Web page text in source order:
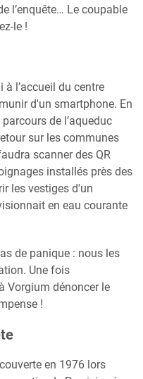
l’enquête… Le coupable
le !
à l’accueil du centre
d'un smartphone. En
de l’aqueduc
sur les communes
scanner des QR
installés près des
les vestiges d'un
en eau courante
de panique : nous les
Une fois
Vorgium dénoncer le
!
en 1976 lors